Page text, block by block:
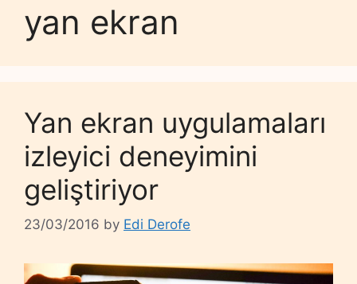
yan ekran
Yan ekran uygulamaları
izleyici deneyimini
geliştiriyor
23/03/2016 by Edi Derofe